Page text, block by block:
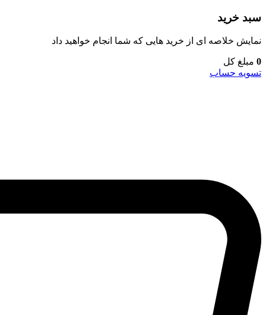
سبد خرید
نمایش خلاصه ای از خرید هایی که شما انجام خواهید داد
0 مبلغ کل
تسویه حساب